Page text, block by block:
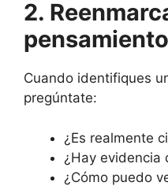
2.
Cuando identifiques
pregúntate:
¿Es realmente
¿Hay evidencia
¿Cómo puedo